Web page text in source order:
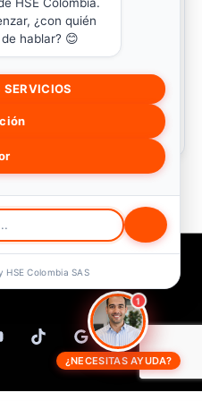
¡ESTOY INTERESADO!
1
¿NECESITAS AYUDA?
¿con quién
hablar? 😊
SERVICIOS
HSE Colombia SAS